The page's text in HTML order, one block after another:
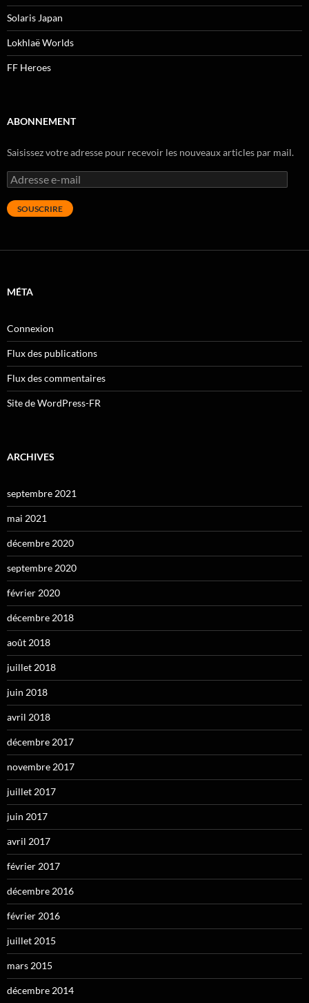
Solaris Japan
Lokhlaë Worlds
FF Heroes
ABONNEMENT
Saisissez votre adresse pour recevoir les nouveaux articles par mail.
Adresse
e-
mail
SOUSCRIRE
MÉTA
Connexion
Flux des publications
Flux des commentaires
Site de WordPress-FR
ARCHIVES
septembre 2021
mai 2021
décembre 2020
septembre 2020
février 2020
décembre 2018
août 2018
juillet 2018
juin 2018
avril 2018
décembre 2017
novembre 2017
juillet 2017
juin 2017
avril 2017
février 2017
décembre 2016
février 2016
juillet 2015
mars 2015
décembre 2014